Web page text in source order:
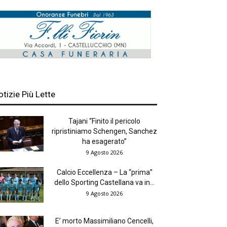
Più Lette
Tajani “Finito il pericolo
ripristiniamo Schengen, Sanchez
ha esagerato”
9 Agosto 2026
Calcio Eccellenza – La “prima”
dello Sporting Castellana va in...
9 Agosto 2026
E’ morto Massimiliano Cencelli,